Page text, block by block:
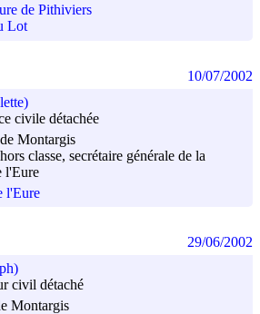
de Pithiviers
Lot
civile détachée
Montargis
classe, secrétaire générale de la
l'Eure
l'Eure
10/07/2002
civil détaché
Montargis
29/06/2002